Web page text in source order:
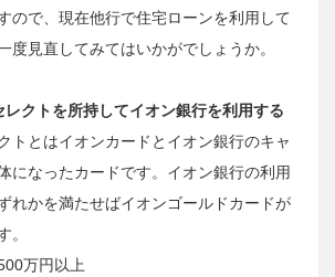
ので、現在他行で住宅ローンを利用して
度見直してみてはいかがでしょうか。
クトを所持してイオン銀行を利用する
トとはイオンカードとイオン銀行のキャ
になったカードです。イオン銀行の利用
れかを満たせばイオンゴールドカードが
。
万円以上